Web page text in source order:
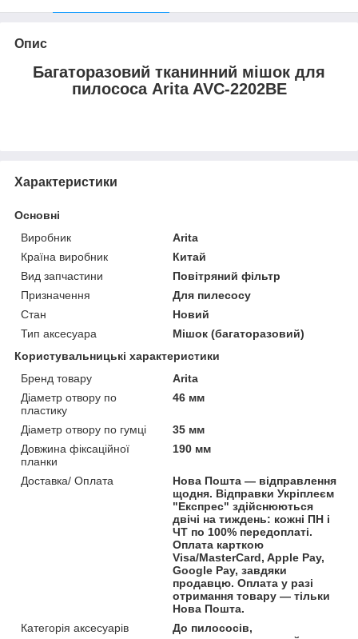
Опис
Багаторазовий тканинний мішок для
пилососа Arita AVC-2202BE
Характеристики
Основні
Виробник
Arita
Країна виробник
Китай
Вид запчастини
Повітряний фільтр
Призначення
Для пилесосу
Стан
Новий
Тип аксесуара
Мішок (багаторазовий)
Користувальницькі характеристики
Бренд товару
Arita
Діаметр отвору по
пластику
46 мм
Діаметр отвору по гумці
35 мм
Довжина фіксаційної
планки
190 мм
Доставка/ Оплата
Нова Пошта — відправлення
щодня. Відправки Укріплеєм
"Експрес" здійснюються
двічі на тиждень: кожні ПН і
ЧТ по 100% передоплаті.
Оплата карткою
Visa/MasterCard, Apple Pay,
Google Pay, завдяки
продавцю. Оплата у разі
отримання товару — тільки
Нова Пошта.
Категорія аксесуарів
До пилососів,